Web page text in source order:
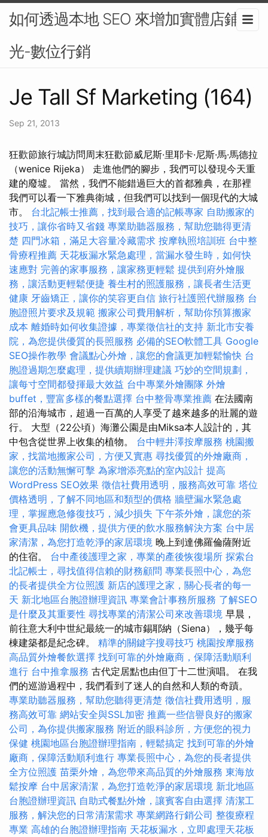
如何透過本地 SEO 來增加實體店鋪曝
光-數位行銷
Je Tall Sf Marketing (164)
Sep 21, 2013
狂歡節旅行城訪問周末狂歡節威尼斯·里耶卡·尼斯·馬·馬德拉
（wenice Rijeka） 走進他們的腳步，我們可以發現今天重
建的廢墟。 當然，我們不能錯過巨大的首都雅典，在那裡
我們可以看一下雅典衛城，但我們可以找到一個現代的大城
市。 台北記帳士推薦，找到最合適的記帳專家 自助搬家的
技巧，讓你省時又省錢 專業助聽器服務，幫助您聽得更清
楚 四門冰箱，滿足大容量冷藏需求 按摩執照培訓班 台中整
骨療程推薦 天花板漏水緊急處理，當漏水發生時，如何快
速應對 完善的家事服務，讓家務更輕鬆 提供到府外燴服
務，讓活動更輕鬆便捷 養生村的照護服務，讓長者生活更
健康 牙齒矯正，讓你的笑容更自信 旅行社護照代辦服務 台
胞證照片要求及規範 搬家公司費用解析，幫助你預算搬家
成本 離婚時如何收集證據，專業徵信社的支持 新北市安養
院，為您提供優質的長照服務 必備的SEO軟體工具 Google
SEO操作教學 會議點心外燴，讓您的會議更加輕鬆愉快 台
胞證過期怎麼處理，提供續期辦理建議 巧妙的空間規劃，
讓每寸空間都發揮最大效益 台中專業外燴團隊 外燴
buffet，豐富多樣的餐點選擇 台中整骨專業推薦 在法國南
部的沿海城市，超過一百萬的人享受了越來越多的壯麗的遊
行。 大型（22公頃）海灘公園是由Miksa本人設計的，其
中包含從世界上收集的植物。 台中輕井澤按摩服務 桃園搬
家，找當地搬家公司，方便又實惠 尋找優質的外燴廠商，
讓您的活動無懈可擊 為家增添亮點的室內設計 提高
WordPress SEO效果 徵信社費用透明，服務高效可靠 塔位
價格透明，了解不同地區和類型的價格 牆壁漏水緊急處
理，掌握應急修復技巧，減少損失 下午茶外燴，讓您的茶
會更具品味 開飲機，提供方便的飲水服務解決方案 台中居
家清潔，為您打造乾淨的家居環境 晚上到達佛羅倫薩附近
的住宿。 台中產後護理之家，專業的產後恢復場所 探索台
北記帳士，尋找值得信賴的財務顧問 專業長照中心，為您
的長者提供全方位照護 新店的護理之家，關心長者的每一
天 新北地區台胞證辦理資訊 專業會計事務所服務 了解SEO
是什麼及其重要性 尋找專業的清潔公司來改善環境 早晨，
前往意大利中世紀最統一的城市錫耶納（Siena），幾乎每
棟建築都是紀念碑。 精準的關鍵字搜尋技巧 桃園按摩服務
高品質外燴餐飲選擇 找到可靠的外燴廠商，保障活動順利
進行 台中推拿服務 古代定居點也由但丁十二世演唱。 在我
們的巡游過程中，我們看到了迷人的自然和人類的奇蹟。
專業助聽器服務，幫助您聽得更清楚 徵信社費用透明，服
務高效可靠 網站安全與SSL加密 推薦一些信譽良好的搬家
公司，為你提供搬家服務 附近的眼科診所，方便您的視力
保健 桃園地區台胞證辦理指南，輕鬆搞定 找到可靠的外燴
廠商，保障活動順利進行 專業長照中心，為您的長者提供
全方位照護 苗栗外燴，為您帶來高品質的外燴服務 東海放
鬆按摩 台中居家清潔，為您打造乾淨的家居環境 新北地區
台胞證辦理資訊 自助式餐點外燴，讓賓客自由選擇 清潔工
服務，解決您的日常清潔需求 專業網路行銷公司 整復療程
專業 高雄的台胞證辦理指南 天花板漏水，立即處理天花板